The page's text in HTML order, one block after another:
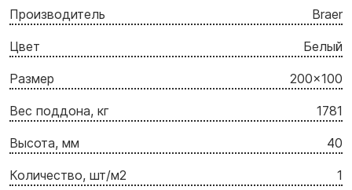
Производитель Braer
Цвет Белый
Размер 200x100
Вес поддона, кг 1781
Высота, мм 40
Количество, шт/м2 1